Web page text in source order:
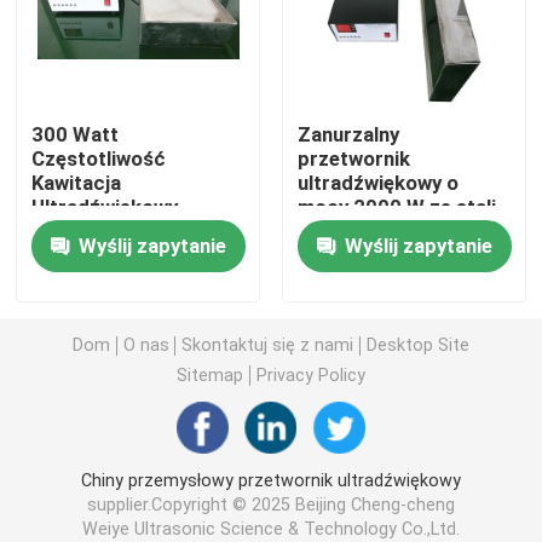
Piezoelektryczny przetwornik ultradźwiękowy
Zanurzalny przetwornik ultradźwiękowy
Cyfrowy generator ultradźwiękowy
Maszyna do czyszczenia ultradźwiękowego
Ultradźwiękowy Cell Disruptor
Reaktor ultradźwiękowy
300 Watt
Częstotliwość
Kawitacja
Ultradźwiękowy
przetwornik drgań do
czyszczenia
Wyślij zapytanie
Zanurzalny
przetwornik
ultradźwiękowy o
mocy 2000 W ze stali
nierdzewnej 40 kHz
Wyślij zapytanie
Dom O nas Skontaktuj się z nami
Desktop Site
Sitemap
Privacy Policy
Chiny przemysłowy przetwornik ultradźwiękowy
supplier.Copyright © 2025 Beijing Cheng-cheng
Weiye Ultrasonic Science & Technology Co.,Ltd.